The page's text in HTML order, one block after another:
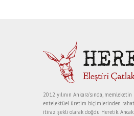
2012 yılının Ankara’sında,
entelektüel üretim biçimlerinden
itiraz şekli olarak doğdu Heretik.